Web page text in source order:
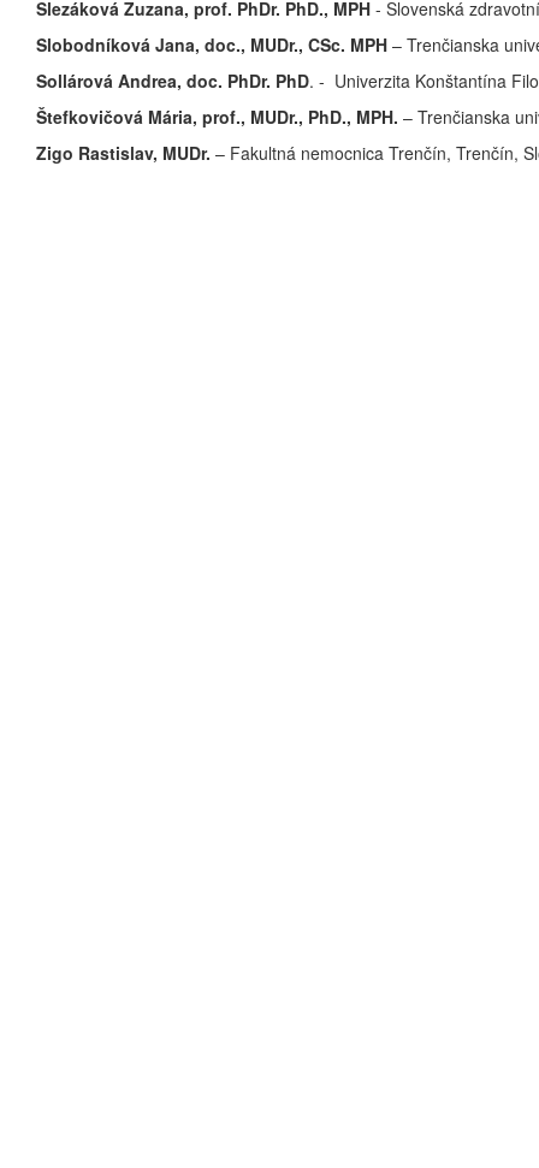
Slezáková Zuzana, prof. PhDr. PhD., MPH - Slovenská
Slobodníková Jana, doc., MUDr., CSc. MPH – Trenčianska
Sollárová Andrea, doc. PhDr. PhD. - Univerzita Konštantína
Štefkovičová Mária, prof., MUDr., PhD., MPH. – Trenčianska
Zigo Rastislav, MUDr. – Fakultná nemocnica Trenčín, Trenčín,